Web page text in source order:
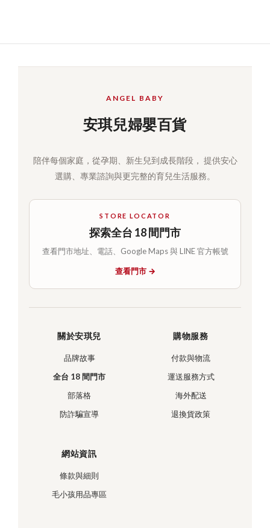
ANGEL BABY
安琪兒婦嬰百貨
陪伴每個家庭，從孕期、新生兒到成長階段， 提供安心
選購、專業諮詢與更完整的育兒生活服務。
STORE LOCATOR
探索全台 18 間門市
查看門市地址、電話、Google Maps 與 LINE 官方帳號
查看門市 →
關於安琪兒
品牌故事
全台 18 間門市
部落格
防詐騙宣導
購物服務
付款與物流
運送服務方式
海外配送
退換貨政策
網站資訊
條款與細則
毛小孩用品專區